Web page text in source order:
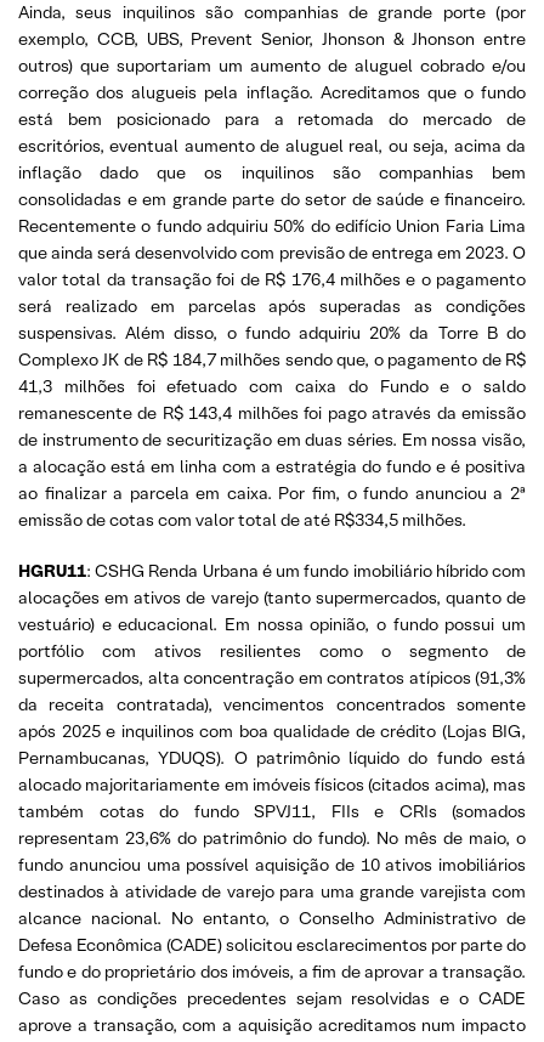
Ainda, seus inquilinos são companhias de grande porte (por
exemplo, CCB, UBS, Prevent Senior, Jhonson & Jhonson entre
outros) que suportariam um aumento de aluguel cobrado e/ou
correção dos alugueis pela inflação. Acreditamos que o fundo
está bem posicionado para a retomada do mercado de
escritórios, eventual aumento de aluguel real, ou seja, acima da
inflação dado que os inquilinos são companhias bem
consolidadas e em grande parte do setor de saúde e financeiro.
Recentemente o fundo adquiriu 50% do edifício Union Faria Lima
que ainda será desenvolvido com previsão de entrega em 2023. O
valor total da transação foi de R$ 176,4 milhões e o pagamento
será realizado em parcelas após superadas as condições
suspensivas. Além disso, o fundo adquiriu 20% da Torre B do
Complexo JK de R$ 184,7 milhões sendo que, o pagamento de R$
41,3 milhões foi efetuado com caixa do Fundo e o saldo
remanescente de R$ 143,4 milhões foi pago através da emissão
de instrumento de securitização em duas séries. Em nossa visão,
a alocação está em linha com a estratégia do fundo e é positiva
ao finalizar a parcela em caixa. Por fim, o fundo anunciou a 2ª
emissão de cotas com valor total de até R$334,5 milhões.
HGRU11: CSHG Renda Urbana é um fundo imobiliário híbrido com
alocações em ativos de varejo (tanto supermercados, quanto de
vestuário) e educacional. Em nossa opinião, o fundo possui um
portfólio com ativos resilientes como o segmento de
supermercados, alta concentração em contratos atípicos (91,3%
da receita contratada), vencimentos concentrados somente
após 2025 e inquilinos com boa qualidade de crédito (Lojas BIG,
Pernambucanas, YDUQS). O patrimônio líquido do fundo está
alocado majoritariamente em imóveis físicos (citados acima), mas
também cotas do fundo SPVJ11, FIIs e CRIs (somados
representam 23,6% do patrimônio do fundo). No mês de maio, o
fundo anunciou uma possível aquisição de 10 ativos imobiliários
destinados à atividade de varejo para uma grande varejista com
alcance nacional. No entanto, o Conselho Administrativo de
Defesa Econômica (CADE) solicitou esclarecimentos por parte do
fundo e do proprietário dos imóveis, a fim de aprovar a transação.
Caso as condições precedentes sejam resolvidas e o CADE
aprove a transação, com a aquisição acreditamos num impacto